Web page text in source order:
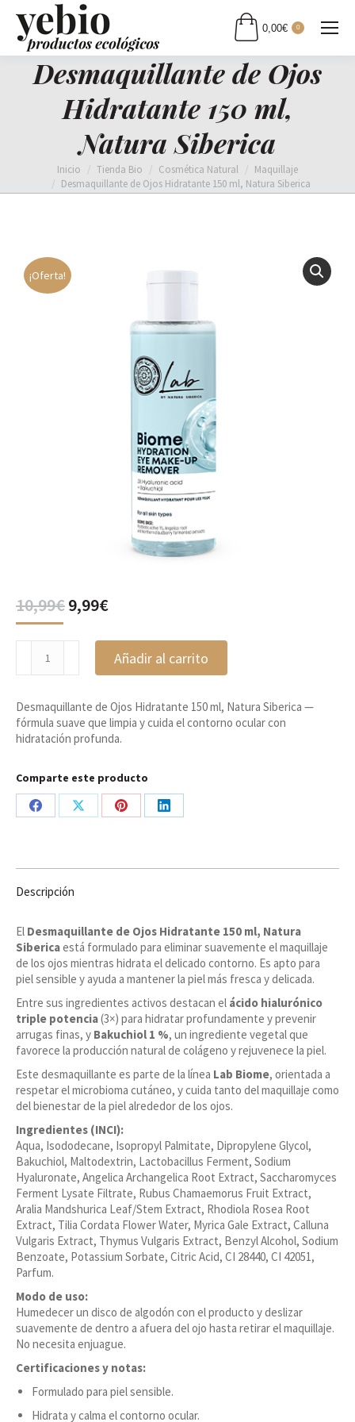
0,00€ 0
Desmaquillante de Ojos
Hidratante 150 ml,
Natura Siberica
Estás aquí:Inicio Tienda Bio Cosmética Natural
Maquillaje
Desmaquillante de Ojos Hidratante 150 ml, Natura Siberica
¡Oferta!
10,99€El
precio
original
10,99€.
9,99€El
actual
es:
9,99€.
Ojos
150
ml,
Natura
cantidad
Añadir al carrito
Desmaquillante de Ojos Hidratante 150 ml, Natura Siberica —
fórmula suave que limpia y cuida el contorno ocular con
hidratación profunda.
Comparte este producto
Share
Share
Share
Share
Descripción
El Desmaquillante de Ojos Hidratante 150 ml, Natura
Sibericaestá formulado para eliminar suavemente el maquillaje
de los ojos mientras hidrata el delicado contorno. Es apto para
piel sensible y ayuda a mantener la piel más fresca y delicada.
Entre sus ingredientes activos destacan el ácido hialurónico
triple potencia(3×) para hidratar profundamente y prevenir
arrugas finas, y Bakuchiol 1 %, un ingrediente vegetal que
favorece la producción natural de colágeno y rejuvenece la piel.
Este desmaquillante es parte de la línea Lab Biome, orientada a
respetar el microbioma cutáneo, y cuida tanto del maquillaje como
del bienestar de la piel alrededor de los ojos.
Ingredientes (INCI):
Aqua, Isododecane, Isopropyl Palmitate, Dipropylene Glycol,
Bakuchiol, Maltodextrin, Lactobacillus Ferment, Sodium
Hyaluronate, Angelica Archangelica Root Extract, Saccharomyces
Ferment Lysate Filtrate, Rubus Chamaemorus Fruit Extract,
Aralia Mandshurica Leaf/Stem Extract, Rhodiola Rosea Root
Extract, Tilia Cordata Flower Water, Myrica Gale Extract, Calluna
Vulgaris Extract, Thymus Vulgaris Extract, Benzyl Alcohol, Sodium
Benzoate, Potassium Sorbate, Citric Acid, CI 28440, CI 42051,
Parfum.
Modo de uso:
Humedecer un disco de algodón con el producto y deslizar
suavemente de dentro a afuera del ojo hasta retirar el maquillaje.
No necesita enjuague.
Certificaciones y notas:
Formulado para piel sensible.
Hidrata y calma el contorno ocular.